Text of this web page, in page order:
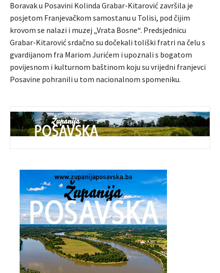
Boravak u Posavini Kolinda Grabar-Kitarović završila je
posjetom Franjevačkom samostanu u Tolisi, pod čijim
krovom se nalazi i muzej „Vrata Bosne“. Predsjednicu
Grabar-Kitarović srdačno su dočekali toliški fratri na čelu s
gvardijanom fra Mariom Jurićem i upoznali s bogatom
povijesnom i kulturnom baštinom koju su vrijedni franjevci
Posavine pohranili u tom nacionalnom spomeniku.